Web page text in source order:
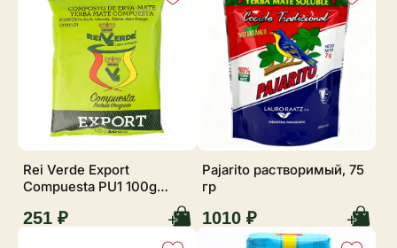
Rei Verde Export
Compuesta PU1 100g
251 ₽
Pajarito растворимый, 75
гр
1010 ₽